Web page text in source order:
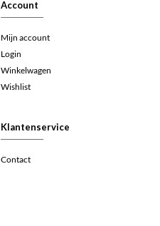
Account
Mijn account
Login
Winkelwagen
Wishlist
Klantenservice
Contact